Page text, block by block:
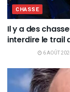
CHASSE
Il y a des
interdire le trail
6 AOÛT